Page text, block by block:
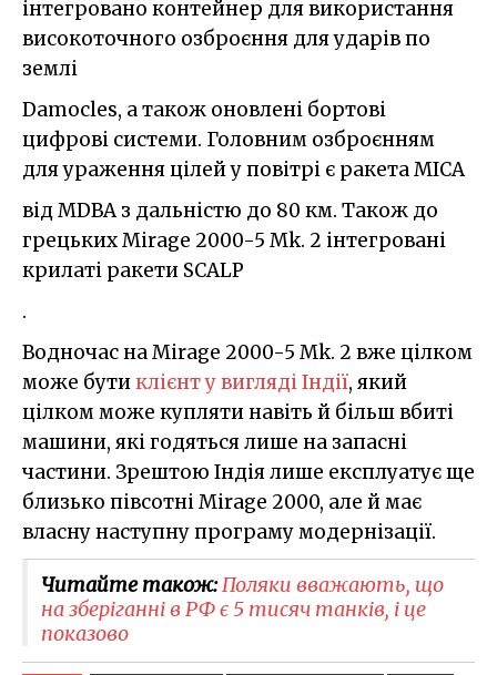
інтегровано контейнер для використання
високоточного озброєння для ударів по
землі
Damocles, а також оновлені бортові
цифрові системи. Головним озброєнням
для ураження цілей у повітрі є ракета MICA
від MDBA з дальністю до 80 км. Також до
грецьких Mirage 2000-5 Mk. 2 інтегровані
крилаті ракети SCALP
.
Водночас на Mirage 2000-5 Mk. 2 вже цілком
може бутиклієнт у вигляді Індії, який
цілком може купляти навіть й більш вбиті
машини, які годяться лише на запасні
частини. Зрештою Індія лише експлуатує ще
близько півсотні Mirage 2000, але й має
власну наступну програму модернізації.
Читайте також:Поляки вважають, що
на зберіганні в РФ є 5 тисяч танків, і це
показово